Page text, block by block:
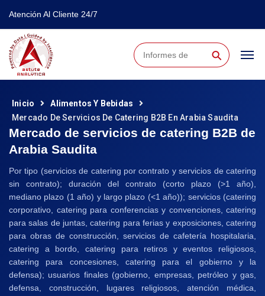
Atención Al Cliente 24/7
⚲
Inicio
Alimentos Y Bebidas
Mercado De Servicios De Catering B2B En Arabia Saudita
Mercado de servicios de catering B2B de
Arabia Saudita
Por tipo (servicios de catering por contrato y servicios de catering
sin contrato); duración del contrato (corto plazo (>1 año),
mediano plazo (1 año) y largo plazo (<1 año)); servicios (catering
corporativo, catering para conferencias y convenciones, catering
para salas de juntas, catering para ferias y exposiciones, catering
para obras de construcción, servicios de cafetería hospitalaria,
catering a bordo, catering para retiros y eventos religiosos,
catering para concesiones, catering para el gobierno y la
defensa); usuarios finales (gobierno, empresas, petróleo y gas,
defensa, construcción, lugares religiosos, atención médica,